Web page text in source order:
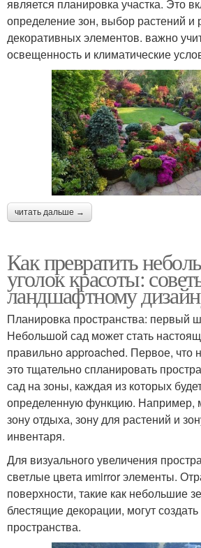
является планировка участка. Это
определение зон, выбор растений и
декоративных элементов. важно
освещенность и климатические
читать дальше →
Как превратить
уголок красоты:
ландшафтному
Планировка пространства: первый
Небольшой сад может стать
правильно approached. Первое, что
это тщательно спланировать
сад на зоны, каждая из которых
определенную функцию. Например,
зону отдыха, зону для растений и
инвентаря.
Для визуального увеличения
светлые цвета иmirror элементы.
поверхности, такие как небольшие
блестящие декорации, могут
пространства.